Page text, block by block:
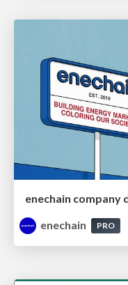
enechain company
enechain
PRO